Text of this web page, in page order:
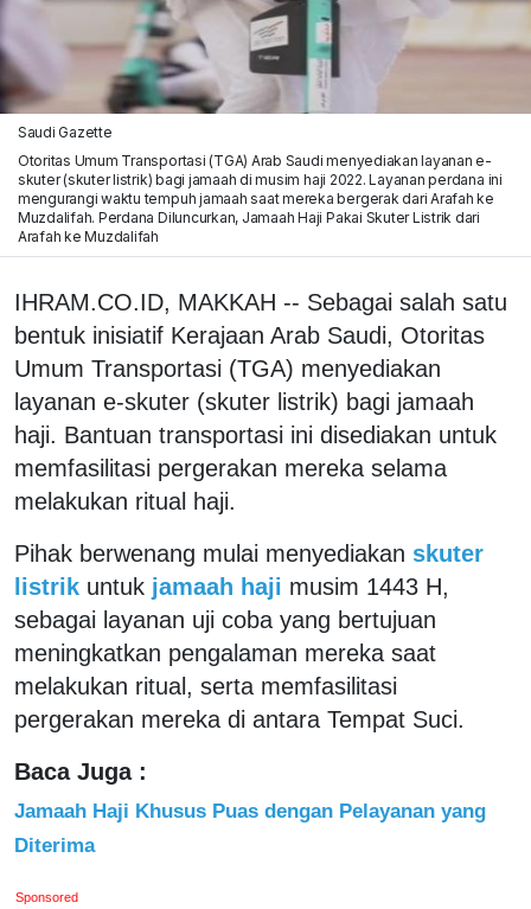
Saudi Gazette
Otoritas Umum Transportasi (TGA) Arab Saudi menyediakan layanan e-
skuter (skuter listrik) bagi jamaah di musim haji 2022. Layanan perdana ini
mengurangi waktu tempuh jamaah saat mereka bergerak dari Arafah ke
Muzdalifah. Perdana Diluncurkan, Jamaah Haji Pakai Skuter Listrik dari
Arafah ke Muzdalifah
IHRAM.CO.ID, MAKKAH -- Sebagai salah satu
bentuk inisiatif Kerajaan Arab Saudi, Otoritas
Umum Transportasi (TGA) menyediakan
layanan e-skuter (skuter listrik) bagi jamaah
haji. Bantuan transportasi ini disediakan untuk
memfasilitasi pergerakan mereka selama
melakukan ritual haji.
Pihak berwenang mulai menyediakan skuter
listrik untuk jamaah haji musim 1443 H,
sebagai layanan uji coba yang bertujuan
meningkatkan pengalaman mereka saat
melakukan ritual, serta memfasilitasi
pergerakan mereka di antara Tempat Suci.
Baca Juga :
Jamaah Haji Khusus Puas dengan Pelayanan yang
Diterima
Sponsored